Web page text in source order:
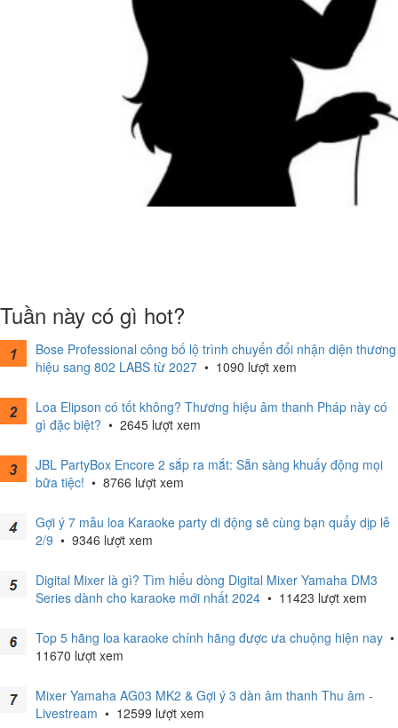
Tuần này có gì hot?
Bose Professional công bố lộ trình chuyển đổi nhận diện thương
hiệu sang 802 LABS từ 2027 • 1090 lượt xem
Loa Elipson có tốt không? Thương hiệu âm thanh Pháp này có
gì đặc biệt? • 2645 lượt xem
JBL PartyBox Encore 2 sắp ra mắt: Sẵn sàng khuấy động mọi
bữa tiệc! • 8766 lượt xem
Gợi ý 7 mẫu loa Karaoke party di động sẽ cùng bạn quẩy dịp lễ
2/9 • 9346 lượt xem
Digital Mixer là gì? Tìm hiểu dòng Digital Mixer Yamaha DM3
Series dành cho karaoke mới nhất 2024 • 11423 lượt xem
Top 5 hãng loa karaoke chính hãng được ưa chuộng hiện nay •
11670 lượt xem
Mixer Yamaha AG03 MK2 & Gợi ý 3 dàn âm thanh Thu âm -
Livestream • 12599 lượt xem